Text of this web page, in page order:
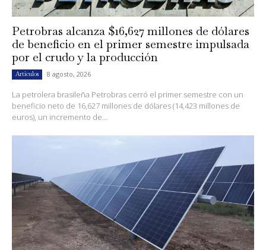
Petrobras alcanza $16,627 millones de dólares
de beneficio en el primer semestre impulsada
por el crudo y la producción
Artículos 8 agosto, 2026
La petrolera brasileña Petrobras cerró el primer semestre con un
beneficio neto de 16,627 millones de dólares (14,423 millones de
euros), un incremento de...